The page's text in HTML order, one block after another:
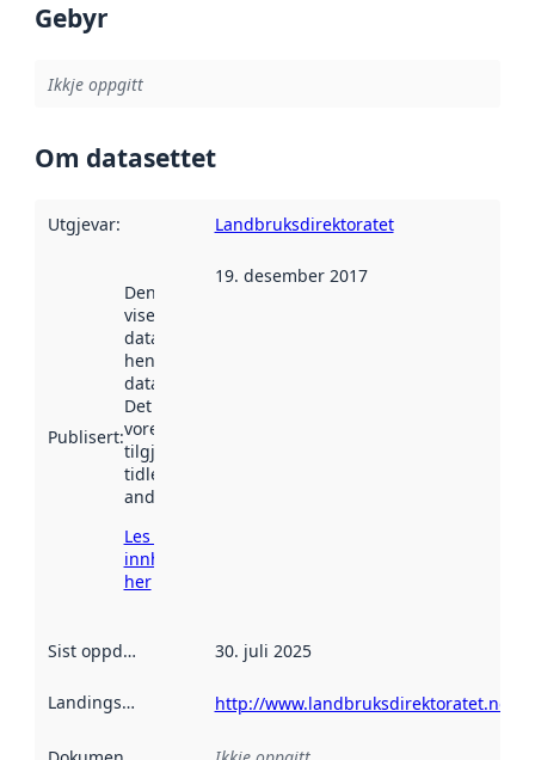
Gebyr
Ikkje oppgitt
Om datasettet
Utgjevar: Landbruksdirektoratet
Publisert:
Denne datoen
viser når
datasettet vart
henta inn av
data.norge.no.
Det kan ha
vore
tilgjengeleg
tidlegare
andre stader.
Les meir om
innhenting
her
19. desember 2017
Sist oppdatert 30. juli 2025
Landingsside http://www.landbruksdirektoratet.no/